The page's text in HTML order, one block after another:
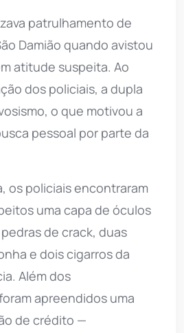
patrulhamento de
Damião quando avistou
atitude suspeita. Ao
dos policiais, a dupla
o que motivou a
pessoal por parte da
os policiais encontraram
uma capa de óculos
de crack, duas
e dois cigarros da
Além dos
apreendidos uma
de crédito —